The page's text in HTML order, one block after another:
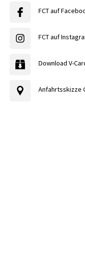
FCT auf
FCT auf
Download V-
Anfahrtsskizze